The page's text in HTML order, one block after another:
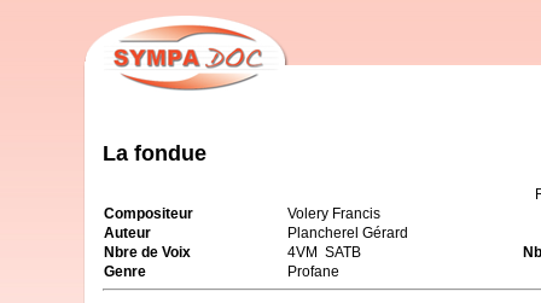
La fondue
Compositeur
Volery Francis
Auteur
Plancherel Gérard
Nbre de Voix
4VM SATB
Genre
Profane